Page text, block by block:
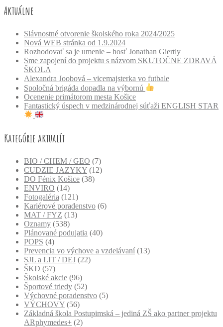
Aktuálne
Slávnostné otvorenie školského roka 2024/2025
Nová WEB stránka od 1.9.2024
Rozhodovať sa je umenie – hosť Jonathan Giertly
Sme zapojení do projektu s názvom SKUTOČNE ZDRAVÁ
ŠKOLA
Alexandra Joobová – vicemajsterka vo futbale
Spoločná brigáda dopadla na výbornú
Ocenenie primátorom mesta Košice
Fantastický úspech v medzinárodnej súťaži ENGLISH STAR
Kategórie aktualít
BIO / CHEM / GEO (7)
CUDZIE JAZYKY (12)
DO Fénix Košice (38)
ENVIRO (14)
Fotogaléria (121)
Kariérové poradenstvo (6)
MAT / FYZ (13)
Oznamy (538)
Plánované podujatia (40)
POPS (4)
Prevencia vo výchove a vzdelávaní (13)
SJL a LIT / DEJ (22)
ŠKD (57)
Školské akcie (96)
Športové triedy (52)
Výchovné poradenstvo (5)
VÝCHOVY (56)
Základná škola Postupimská – jediná ZŠ ako partner projektu
ARphymedes+ (2)